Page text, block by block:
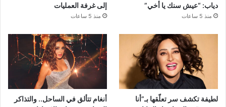
دياب: “عيش سنك يا أخي”
منذ 5 ساعات
إلى غرفة العمليات
منذ 5 ساعات
لطيفة تكشف سر تعلّقها بـ”أنا
أنغام تتألق في الساحل.. والتذاكر